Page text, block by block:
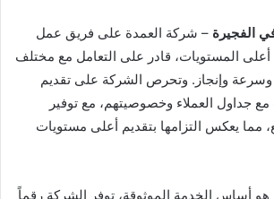
الفجيرة – شركة العمدة على فريق عمل
المستويات، قادر على التعامل مع مختلف
وسرعة وإنجاز. وتحرص الشركة على تقديم
جداول العملاء وخصوصيتهم، مع توفير
مما يعكس التزامها بتقديم أعلى مستويات
هو أساس الخدمة الموثوقة، توفر الشركة رقماً